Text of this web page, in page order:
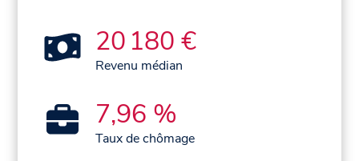
20 180 €
Revenu médian
7,96 %
Taux de chômage